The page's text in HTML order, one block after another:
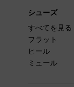
シューズ
すべてを見る
フラット
ヒール
ミュール